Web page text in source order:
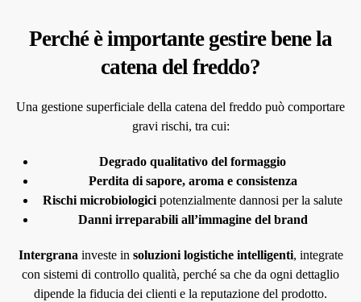
Perché è importante gestire bene la
catena del freddo?
Una gestione superficiale della catena del freddo può comportare
gravi rischi, tra cui:
Degrado qualitativo del formaggio
Perdita di sapore, aroma e consistenza
Rischi microbiologici potenzialmente dannosi per la salute
Danni irreparabili all’immagine del brand
Intergrana investe in soluzioni logistiche intelligenti, integrate
con sistemi di controllo qualità, perché sa che da ogni dettaglio
dipende la fiducia dei clienti e la reputazione del prodotto.